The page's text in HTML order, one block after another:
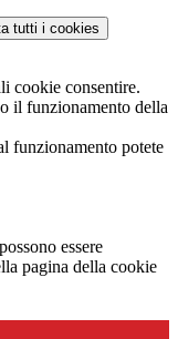
tutti i cookies
cookie consentire.
il funzionamento della
funzionamento potete
essere
pagina della cookie